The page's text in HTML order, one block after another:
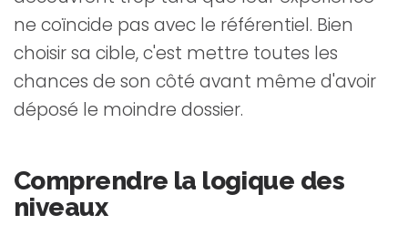
ne coïncide pas avec le référentiel. Bien
choisir sa cible, c'est mettre toutes les
chances de son côté avant même d'avoir
déposé le moindre dossier.
Comprendre la logique des
niveaux